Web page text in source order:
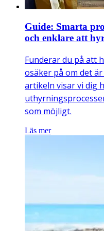
Guide: Smarta
och enklare att
Funderar du på att
osäker på om det
artikeln visar vi dig
som möjligt.
Läs mer